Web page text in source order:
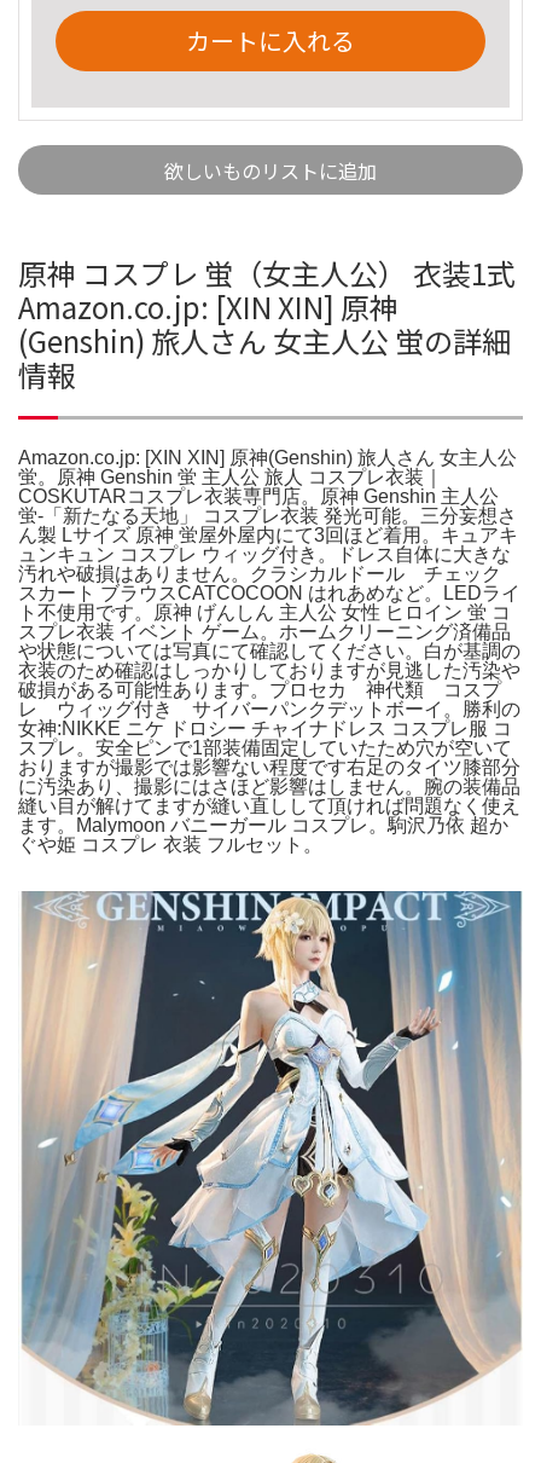
カートに入れる
欲しいものリストに追加
原神 コスプレ 蛍（女主人公） 衣装1式
Amazon.co.jp: [XIN XIN] 原神
(Genshin) 旅人さん 女主人公 蛍の詳細
情報
Amazon.co.jp: [XIN XIN] 原神(Genshin) 旅人さん 女主人公
蛍。原神 Genshin 蛍 主人公 旅人 コスプレ衣装｜
COSKUTARコスプレ衣装専門店。原神 Genshin 主人公
蛍-「新たなる天地」 コスプレ衣装 発光可能。三分妄想さ
ん製 Lサイズ 原神 蛍屋外屋内にて3回ほど着用。キュアキ
ュンキュン コスプレ ウィッグ付き。ドレス自体に大きな
汚れや破損はありません。クラシカルドール チェック
スカート ブラウスCATCOCOON はれあめなど。LEDライ
ト不使用です。原神 げんしん 主人公 女性 ヒロイン 蛍 コ
スプレ衣装 イベント ゲーム。ホームクリーニング済備品
や状態については写真にて確認してください。白が基調の
衣装のため確認はしっかりしておりますが見逃した汚染や
破損がある可能性あります。プロセカ 神代類 コスプ
レ ウィッグ付き サイバーパンクデットボーイ。勝利の
女神:NIKKE ニケ ドロシー チャイナドレス コスプレ服 コ
スプレ。安全ピンで1部装備固定していたため穴が空いて
おりますが撮影では影響ない程度です右足のタイツ膝部分
に汚染あり、撮影にはさほど影響はしません。腕の装備品
縫い目が解けてますが縫い直しして頂ければ問題なく使え
ます。Malymoon バニーガール コスプレ。駒沢乃依 超か
ぐや姫 コスプレ 衣装 フルセット。